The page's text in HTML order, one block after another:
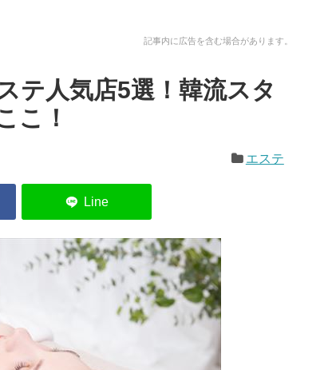
記事内に広告を含む場合があります。
テ人気店5選！韓流スタ
こ！
エステ